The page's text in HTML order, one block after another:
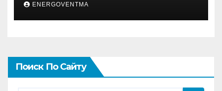
ENERGOVENTMA
Поиск По Сайту